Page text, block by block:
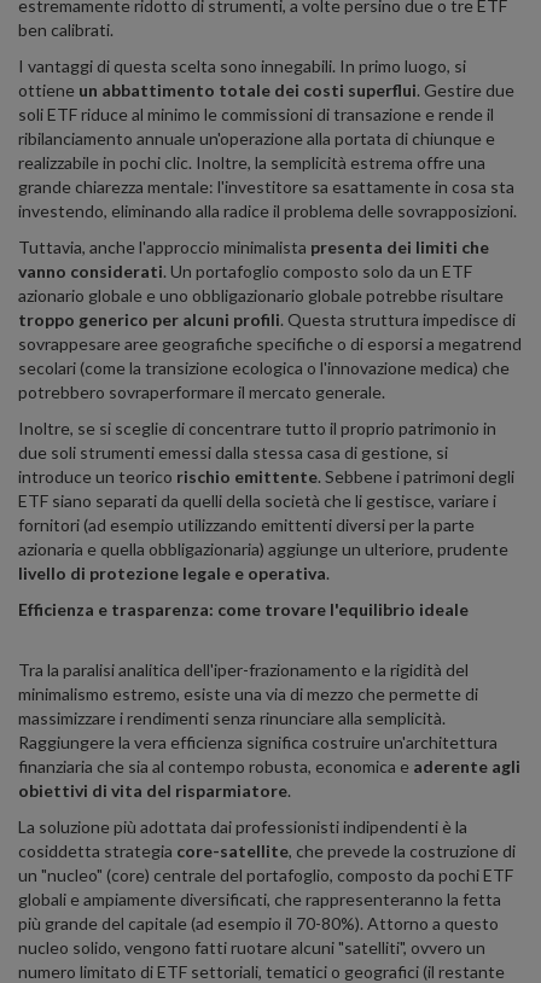
estremamente ridotto di strumenti, a volte persino due o tre ETF
ben calibrati.
I vantaggi di questa scelta sono innegabili. In primo luogo, si
ottiene un abbattimento totale dei costi superflui. Gestire due
soli ETF riduce al minimo le commissioni di transazione e rende il
ribilanciamento annuale un'operazione alla portata di chiunque e
realizzabile in pochi clic. Inoltre, la semplicità estrema offre una
grande chiarezza mentale: l'investitore sa esattamente in cosa sta
investendo, eliminando alla radice il problema delle sovrapposizioni.
Tuttavia, anche l'approccio minimalista presenta dei limiti che
vanno considerati. Un portafoglio composto solo da un ETF
azionario globale e uno obbligazionario globale potrebbe risultare
troppo generico per alcuni profili. Questa struttura impedisce di
sovrappesare aree geografiche specifiche o di esporsi a megatrend
secolari (come la transizione ecologica o l'innovazione medica) che
potrebbero sovraperformare il mercato generale.
Inoltre, se si sceglie di concentrare tutto il proprio patrimonio in
due soli strumenti emessi dalla stessa casa di gestione, si
introduce un teorico rischio emittente. Sebbene i patrimoni degli
ETF siano separati da quelli della società che li gestisce, variare i
fornitori (ad esempio utilizzando emittenti diversi per la parte
azionaria e quella obbligazionaria) aggiunge un ulteriore, prudente
livello di protezione legale e operativa.
Efficienza e trasparenza: come trovare l'equilibrio ideale
Tra la paralisi analitica dell'iper-frazionamento e la rigidità del
minimalismo estremo, esiste una via di mezzo che permette di
massimizzare i rendimenti senza rinunciare alla semplicità.
Raggiungere la vera efficienza significa costruire un'architettura
finanziaria che sia al contempo robusta, economica e aderente agli
obiettivi di vita del risparmiatore.
La soluzione più adottata dai professionisti indipendenti è la
cosiddetta strategia core-satellite, che prevede la costruzione di
un "nucleo" (core) centrale del portafoglio, composto da pochi ETF
globali e ampiamente diversificati, che rappresenteranno la fetta
più grande del capitale (ad esempio il 70-80%). Attorno a questo
nucleo solido, vengono fatti ruotare alcuni "satelliti", ovvero un
numero limitato di ETF settoriali, tematici o geografici (il restante